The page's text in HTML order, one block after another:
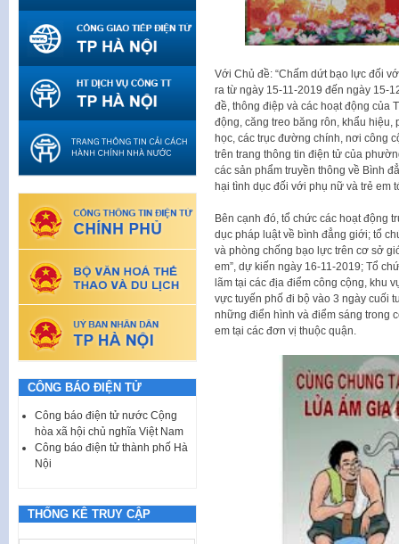
Với Chủ đề: “Chấm dứt bạo lực đối
ra từ ngày 15-11-2019 đến ngày 15-
đề, thông điệp và các hoạt động của
động, căng treo băng rôn, khẩu
học, các trục đường chính, nơi công
trên trang thông tin điện tử của
các sản phẩm truyền thông về Bình
hại tình dục đối với phụ nữ và trẻ em
Bên cạnh đó, tổ chức các hoạt động
dục pháp luật về bình đẳng giới; tổ
và phòng chống bạo lực trên cơ sở
em”, dự kiến ngày 16-11-2019; Tổ
lãm tại các địa điểm công cộng, khu
vực tuyến phố đi bộ vào 3 ngày cuối
những điển hình và điểm sáng trong
em tại các đơn vị thuộc quận.
CÔNG BÁO ĐIỆN TỬ
Công báo điện tử nước Cộng
hòa xã hội chủ nghĩa Việt Nam
Công báo điện tử thành phố Hà
Nội
THỐNG KÊ TRUY CẬP